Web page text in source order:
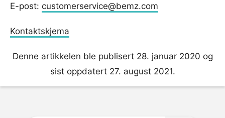
E-post: customerservice@bemz.com
Kontaktskjema
Denne artikkelen ble publisert 28. januar 2020 og
sist oppdatert 27. august 2021.